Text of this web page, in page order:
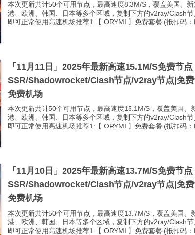
本次更新共计50个可用节点，最高速度8.3M/S，覆盖美国、
港、欧洲、韩国、日本等多个区域，复制下方的v2ray/Clash
即可正常使用高速机场推荐1:【 ORYMI 】免费套餐 (抵扣码：
「11月11日」2025年最新高速15.1M/S免费节
SSR/Shadowrocket/Clash节点/v2ray节点|免费
免费机场
本次更新共计50个可用节点，最高速度15.1M/S，覆盖美国、
港、欧洲、韩国、日本等多个区域，复制下方的v2ray/Clash
即可正常使用高速机场推荐1:【 ORYMI 】免费套餐 (抵扣码
「11月10日」2025年最新高速13.7M/S免费节
SSR/Shadowrocket/Clash节点/v2ray节点|免费
免费机场
本次更新共计50个可用节点，最高速度13.7M/S，覆盖美国、
港、欧洲、韩国、日本等多个区域，复制下方的v2ray/Clash
即可正常使用高速机场推荐1:【 ORYMI 】免费套餐 (抵扣码：